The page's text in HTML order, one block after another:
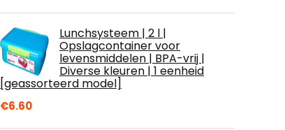
Lunchsysteem | 2 l |
Opslagcontainer voor
levensmiddelen | BPA-vrij |
Diverse kleuren | 1 eenheid
[geassorteerd model]
€6.60